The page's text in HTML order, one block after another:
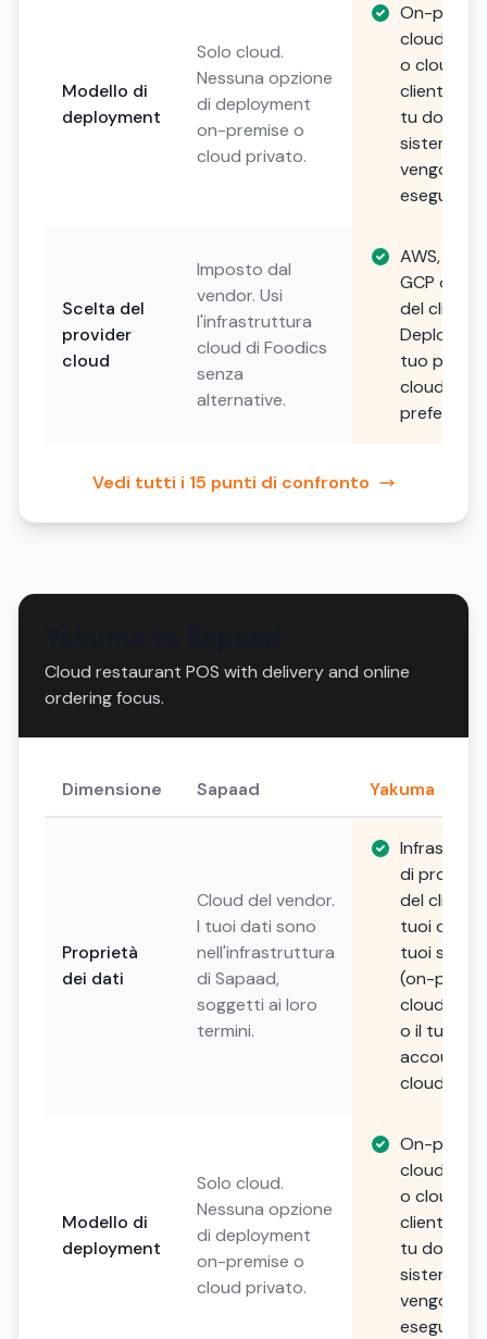
Modello di
deployment
Solo cloud.
Nessuna opzione
di deployment
on-premise o
cloud privato.
On-
cloud
o cloud del
cliente.
tu dove i
sistemi
vengono
eseguiti.
Scelta del
provider
cloud
Imposto dal
vendor. Usi
l'infrastruttura
cloud di Foodics
senza
alternative.
AWS,
GCP o
del cliente.
Deploya
tuo
cloud
preferito.
Vedi tutti i 15 punti di confronto
Cloud restaurant POS with delivery and online
ordering focus.
Dimensione Sapaad Yakuma
Proprietà
dei dati
Cloud del vendor.
I tuoi dati sono
nell'infrastruttura
di Sapaad,
soggetti ai loro
termini.
di
del cliente.
tuoi dati, i
tuoi server
(on-
cloud
o il tuo
account
cloud).
Modello di
deployment
Solo cloud.
Nessuna opzione
di deployment
on-premise o
cloud privato.
On-
cloud
o cloud del
cliente.
tu dove i
sistemi
vengono
eseguiti.